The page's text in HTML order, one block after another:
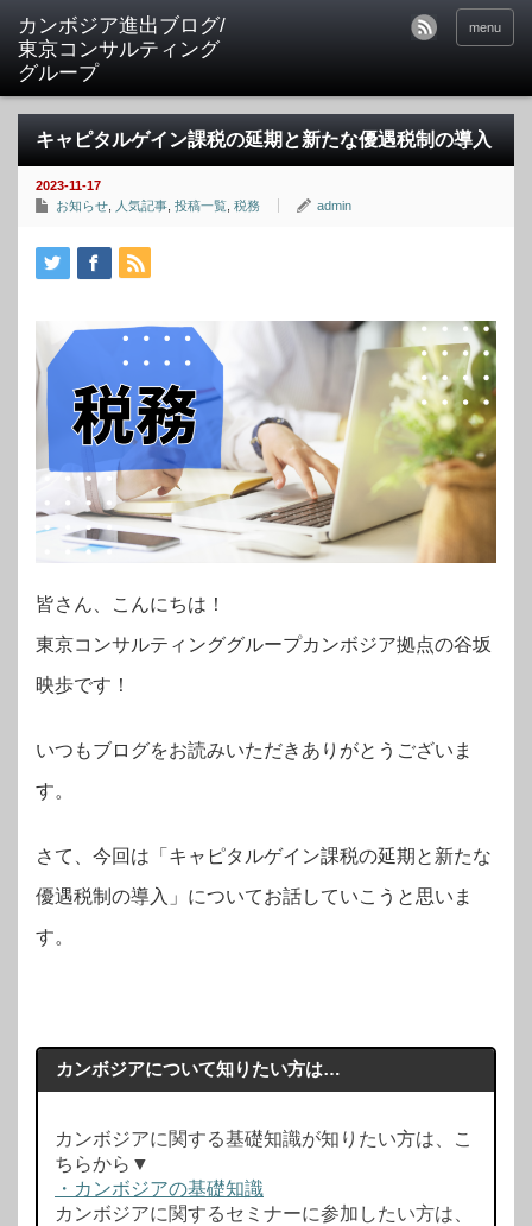
カンボジア進出ブログ/
東京コンサルティング
グループ
menu
キャピタルゲイン課税の延期と新たな優遇税制の導入
2023-11-17
お知らせ
人気記事 投稿一覧 税務 admin
皆さん、こんにちは！
東京コンサルティンググループカンボジア拠点の谷坂
映歩です！
いつもブログをお読みいただきありがとうございま
す。
さて、今回は「キャピタルゲイン課税の延期と新たな
優遇税制の導入」についてお話していこうと思いま
す。
カンボジアについて知りたい方は…
カンボジアに関する基礎知識が知りたい方は、こ
ちらから▼
・カンボジアの基礎知識
カンボジアに関するセミナーに参加したい方は、